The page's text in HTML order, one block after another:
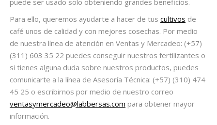
puede ser usado solo obteniendo grandes beneficios.
Para ello, queremos ayudarte a hacer de tus cultivos de
café unos de calidad y con mejores cosechas. Por medio
de nuestra línea de atención en Ventas y Mercadeo: (+57)
(311) 603 35 22 puedes conseguir nuestros fertilizantes o
si tienes alguna duda sobre nuestros productos, puedes
comunicarte a la línea de Asesoría Técnica: (+57) (310) 474
45 25 o escribirnos por medio de nuestro correo
ventasymercadeo@labbersas.com para obtener mayor
información.